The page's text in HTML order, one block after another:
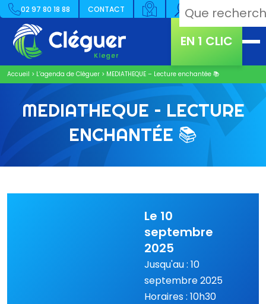
02 97 80 18 88 CONTACT
EN 1 CLIC
Accueil > L’agenda de Cléguer > MEDIATHEQUE – Lecture enchantée 📚
MEDIATHEQUE – LECTURE
ENCHANTÉE 📚
Le 10
septembre
2025
Jusqu'au : 10
septembre 2025
Horaires : 10h30